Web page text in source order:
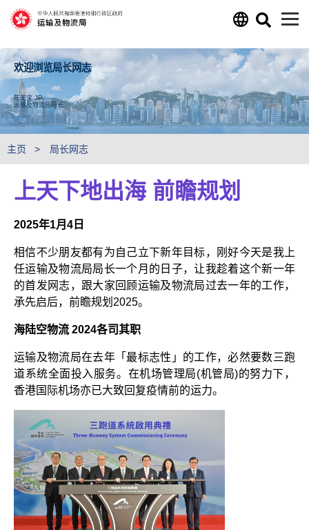
欢迎浏览局长网志
陈美宝 JP
运输及物流局局长
主页 局长网志
上天下地出海 前瞻规划
2025年1月4日
相信不少朋友都有为自己立下新年目标，刚好今天是我上
任运输及物流局局长一个月的日子，让我趁着这个新一年
的首发网志，跟大家回顾运输及物流局过去一年的工作，
承先启后，前瞻规划2025。
海陆空物流 2024各司其职
运输及物流局在去年「最标志性」的工作，必然要数三跑
道系统全面投入服务。在机场管理局(机管局)的努力下，
香港国际机场亦已大致回复疫情前的运力。